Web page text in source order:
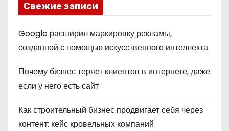
Свежие записи
Google расширил маркировку рекламы,
созданной с помощью искусственного интеллекта
Почему бизнес теряет клиентов в интернете, даже
если у него есть сайт
Как строительный бизнес продвигает себя через
контент: кейс кровельных компаний